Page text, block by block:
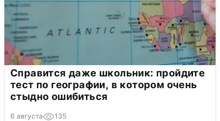
Справится даже школьник: пройдите
тест по географии, в котором очень
стыдно ошибиться
6 августа 135